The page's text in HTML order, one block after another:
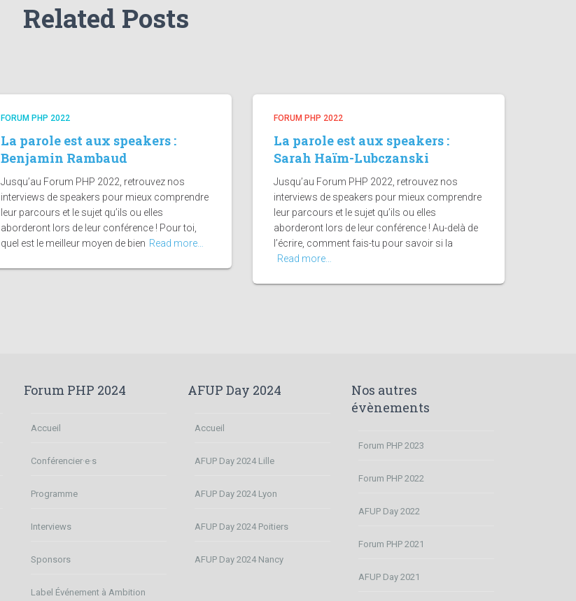
Related Posts
FORUM PHP 2022
La parole est aux speakers :
Benjamin Rambaud
Jusqu’au Forum PHP 2022, retrouvez nos
interviews de speakers pour mieux comprendre
leur parcours et le sujet qu’ils ou elles
aborderont lors de leur conférence ! Pour toi,
quel est le meilleur moyen de bien Read more…
FORUM PHP 2022
La parole est aux speakers :
Sarah Haïm-Lubczanski
Jusqu’au Forum PHP 2022, retrouvez nos
interviews de speakers pour mieux comprendre
leur parcours et le sujet qu’ils ou elles
aborderont lors de leur conférence ! Au-delà de
l’écrire, comment fais-tu pour savoir si la
Read more…
Forum PHP 2024
Accueil
Conférencier·e·s
Programme
Interviews
Sponsors
Label Événement à Ambition
AFUP Day 2024
Accueil
AFUP Day 2024 Lille
AFUP Day 2024 Lyon
AFUP Day 2024 Poitiers
AFUP Day 2024 Nancy
Nos autres
évènements
Forum PHP 2023
Forum PHP 2022
AFUP Day 2022
Forum PHP 2021
AFUP Day 2021